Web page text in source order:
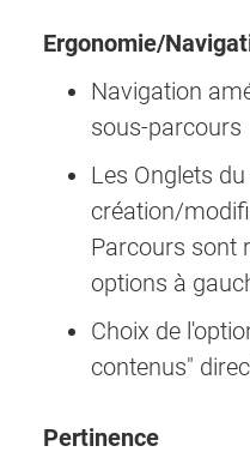
Ergonomie/
Navigation
sous-parcours
Les Onglets
création/
Parcours sont
options à
Choix de
contenus"
Pertinence